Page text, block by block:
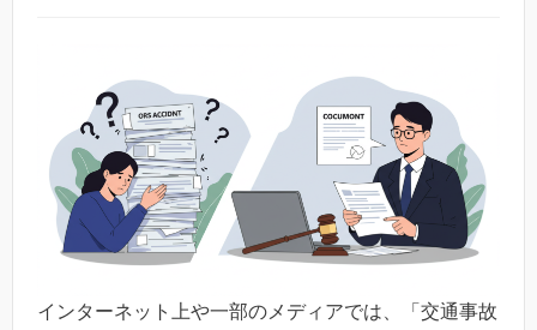
インターネット上や一部のメディアでは、「交通事故